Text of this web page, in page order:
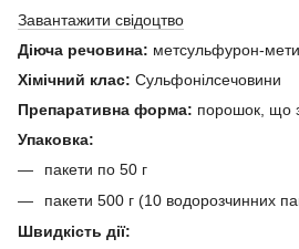
Завантажити свідоцтво
Діюча речовина: метсульфурон-
Хімічний клас: Cульфонілсечовини
Препаративна форма: порошок, що
Упаковка:
пакети по 50 г
пакети 500 г (10 водорозчинних
Швидкість дії: